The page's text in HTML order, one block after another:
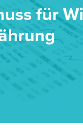
für